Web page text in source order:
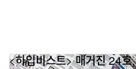
<하입비스트> 매거진 24